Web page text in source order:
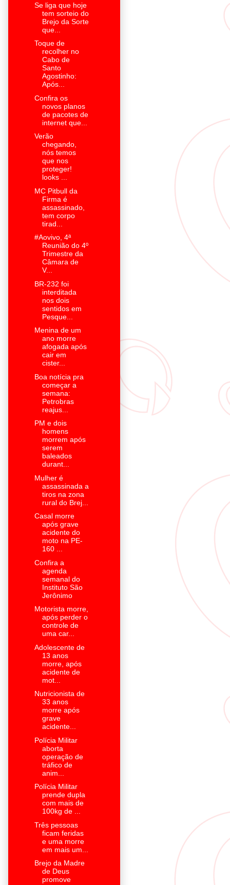
Se liga que hoje
tem sorteio do
Brejo da Sorte
que...
Toque de
recolher no
Cabo de
Santo
Agostinho:
Após...
Confira os
novos planos
de pacotes de
internet que...
Verão
chegando,
nós temos
que nos
proteger!
looks ...
MC Pitbull da
Firma é
assassinado,
tem corpo
tirad...
#Aovivo, 4ª
Reunião do 4º
Trimestre da
Câmara de
V...
BR-232 foi
interditada
nos dois
sentidos em
Pesque...
Menina de um
ano morre
afogada após
cair em
cister...
Boa notícia pra
começar a
semana:
Petrobras
reajus...
PM e dois
homens
morrem após
serem
baleados
durant...
Mulher é
assassinada a
tiros na zona
rural do Brej...
Casal morre
após grave
acidente do
moto na PE-
160 ...
Confira a
agenda
semanal do
Instituto São
Jerônimo
Motorista morre,
após perder o
controle de
uma car...
Adolescente de
13 anos
morre, após
acidente de
mot...
Nutricionista de
33 anos
morre após
grave
acidente...
Polícia Militar
aborta
operação de
tráfico de
anim...
Polícia Militar
prende dupla
com mais de
100kg de ...
Três pessoas
ficam feridas
e uma morre
em mais um...
Brejo da Madre
de Deus
promove